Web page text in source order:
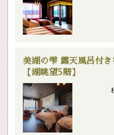
美湖の雫 露天風呂付
【湖眺望5階】